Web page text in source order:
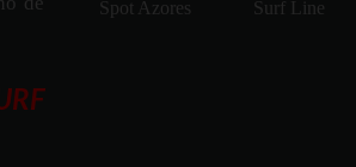
Spot Azores
Surf Line